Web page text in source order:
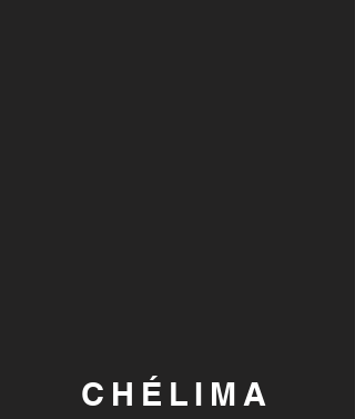
CHÉLIMA